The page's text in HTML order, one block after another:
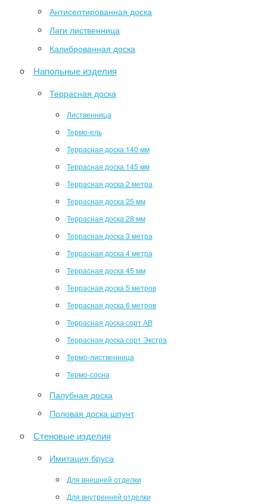
Антисептированная доска
Лаги лиственница
Калиброванная доска
Напольные изделия
Террасная доска
Лиственница
Термо-ель
Террасная доска 140 мм
Террасная доска 145 мм
Террасная доска 2 метра
Террасная доска 25 мм
Террасная доска 28 мм
Террасная доска 3 метра
Террасная доска 4 метра
Террасная доска 45 мм
Террасная доска 5 метров
Террасная доска 6 метров
Террасная доска сорт АВ
Террасная доска сорт Экстра
Термо-лиственница
Термо-сосна
Палубная доска
Половая доска шпунт
Стеновые изделия
Имитация бруса
Для внешней отделки
Для внутренней отделки